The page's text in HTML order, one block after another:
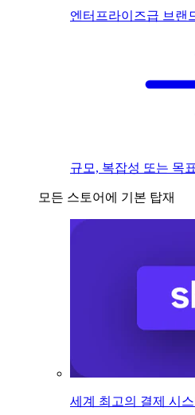
엔터프라이즈급 브랜
규모, 복잡성 또는 목
모든 스토어에 기본 탑재
세계 최고의 결제 시